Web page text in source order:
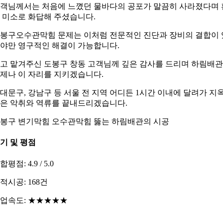
님께서는 처음에 느꼈던 물바다의 공포가 말끔히 사라졌다며
미소로 화답해 주셨습니다.
구오수관막힘 문제는 이처럼 전문적인 진단과 장비의 결합이
만 영구적인 해결이 가능합니다.
맡겨주신 도봉구 창동 고객님께 깊은 감사를 드리며 하림배
나 이 자리를 지키겠습니다.
문구, 강남구 등 서울 전 지역 어디든 1시간 이내에 달려가 지
악취와 역류를 끝내드리겠습니다.
구 변기막힘 오수관막힘 뚫는 하림배관의 시공
및 평점
평점: 4.9 / 5.0
시공: 168건
업속도: ★★★★★